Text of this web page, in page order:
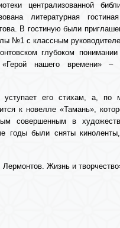
централизованной
литературная
В гостиную были
№1 с классным
глубоком понимании
нашего времени» –
его стихам, а, по
к новелле «Тамань»,
совершенным в
годы были сняты
Жизнь и